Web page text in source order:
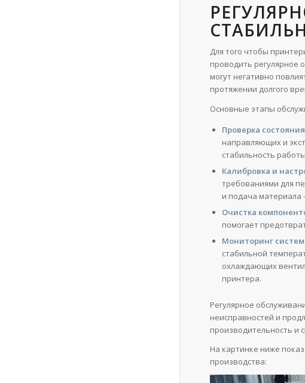
Для того чтобы
проводить регулярное
могут негативно
протяжении долгого
Основные этапы
Проверка
направляющих и
стабильность
Калибровка и
требованиями для
и подача материала
Очистка
помогает
Мониторинг
стабильной
охлаждающих
принтера.
Регулярное
неисправностей и
производительность и
На картинке ниже
производства: